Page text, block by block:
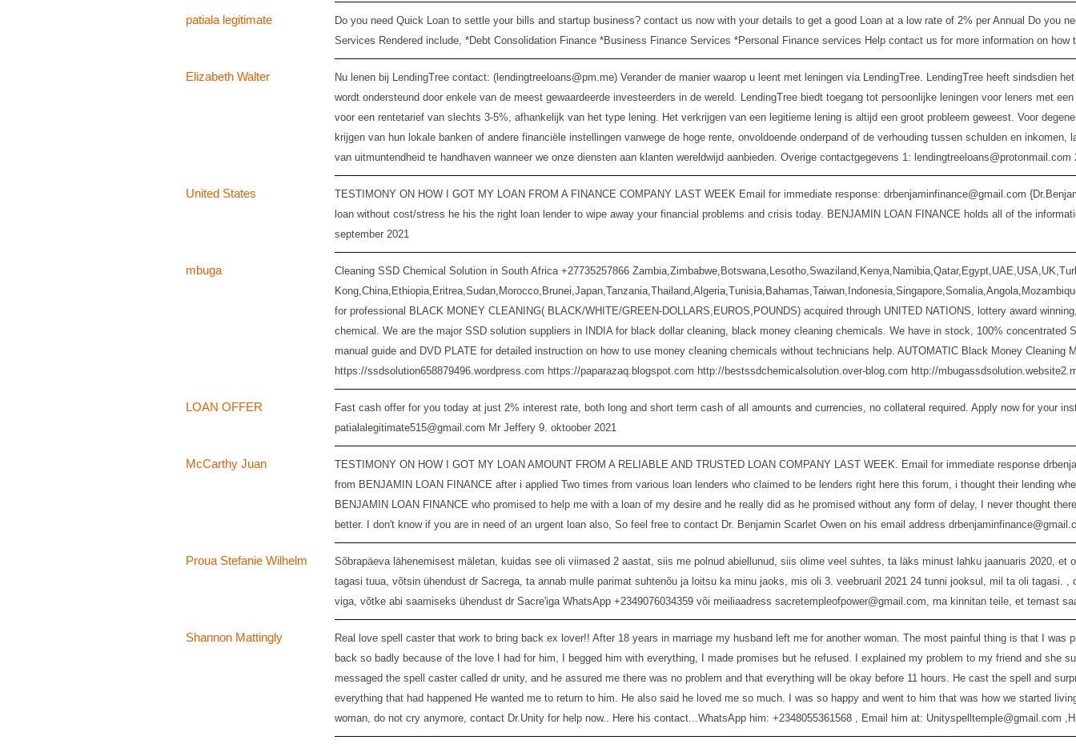
patiala legitimate
Do you need Quick Loan to settle your bills and startup business? contact us now with your details to get a good Loan at a low rate of 2% per Annual Do
Services Rendered include, *Debt Consolidation Finance *Business Finance Services *Personal Finance services Help contact us for more information on
Elizabeth Walter
Nu lenen bij LendingTree contact: (lendingtreeloans@pm.me) Verander de manier waarop u leent met leningen via LendingTree. LendingTree heeft
wordt ondersteund door enkele van de meest gewaardeerde investeerders in de wereld. LendingTree biedt toegang tot persoonlijke leningen voor leners met
voor een rentetarief van slechts 3-5%, afhankelijk van het type lening. Het verkrijgen van een legitieme lening is altijd een groot probleem geweest. Voor
krijgen van hun lokale banken of andere financiële instellingen vanwege de hoge rente, onvoldoende onderpand of de verhouding tussen schulden en
van uitmuntendheid te handhaven wanneer we onze diensten aan klanten wereldwijd aanbieden. Overige contactgegevens 1:
United States
TESTIMONY ON HOW I GOT MY LOAN FROM A FINANCE COMPANY LAST WEEK Email for immediate response: drbenjaminfinance@gmail.com
loan without cost/stress he his the right loan lender to wipe away your financial problems and crisis today. BENJAMIN LOAN FINANCE holds all of the
september 2021
mbuga
Cleaning SSD Chemical Solution in South Africa +27735257866
for professional BLACK MONEY CLEANING( BLACK/WHITE/GREEN-DOLLARS,EUROS,POUNDS) acquired through UNITED NATIONS, lottery award
chemical. We are the major SSD solution suppliers in INDIA for black dollar cleaning, black money cleaning chemicals. We have in stock, 100%
manual guide and DVD PLATE for detailed instruction on how to use money cleaning chemicals without technicians help. AUTOMATIC Black Money
https://ssdsolution658879496.wordpress.com https://paparazaq.blogspot.com http://bestssdchemicalsolution.over-blog.com http://
LOAN OFFER
Fast cash offer for you today at just 2% interest rate, both long and short term cash of all amounts and currencies, no collateral required. Apply now for your
patialalegitimate515@gmail.com Mr Jeffery 9. oktoober 2021
McCarthy Juan
TESTIMONY ON HOW I GOT MY LOAN AMOUNT FROM A RELIABLE AND TRUSTED LOAN COMPANY LAST WEEK. Email for immediate response
from BENJAMIN LOAN FINANCE after i applied Two times from various loan lenders who claimed to be lenders right here this forum, i thought their lending
BENJAMIN LOAN FINANCE who promised to help me with a loan of my desire and he really did as he promised without any form of delay, I never thought
better. I don't know if you are in need of an urgent loan also, So feel free to contact Dr. Benjamin Scarlet Owen on his email address
Proua Stefanie Wilhelm
Sõbrapäeva lähenemisest mäletan, kuidas see oli viimased 2 aastat, siis me polnud abiellunud, siis olime veel suhtes, ta läks minust lahku jaanuaris 2020,
tagasi tuua, võtsin ühendust dr Sacrega, ta annab mulle parimat suhtenõu ja loitsu ka minu jaoks, mis oli 3. veebruaril 2021 24 tunni jooksul, mil ta oli
viga, võtke abi saamiseks ühendust dr Sacre'iga WhatsApp +2349076034359 või meiliaadress sacretempleofpower@gmail.com, ma kinnitan teile, et temast
Shannon Mattingly
Real love spell caster that work to bring back ex lover!! After 18 years in marriage my husband left me for another woman. The most painful thing is that I
back so badly because of the love I had for him, I begged him with everything, I made promises but he refused. I explained my problem to my friend and
messaged the spell caster called dr unity, and he assured me there was no problem and that everything will be okay before 11 hours. He cast the spell and
everything that had happened He wanted me to return to him. He also said he loved me so much. I was so happy and went to him that was how we started
woman, do not cry anymore, contact Dr.Unity for help now.. Here his contact...WhatsApp him: +2348055361568 , Email him at: Unityspelltemple@gmail.com